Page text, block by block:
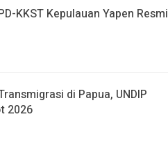
KKST Kepulauan Yapen Resmi
di Papua, UNDIP
2026